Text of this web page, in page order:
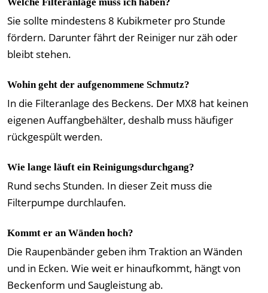
Sie sollte mindestens 8 Kubikmeter pro Stunde
fördern. Darunter fährt der Reiniger nur zäh oder
bleibt stehen.
Wohin geht der aufgenommene Schmutz?
In die Filteranlage des Beckens. Der MX8 hat keinen
eigenen Auffangbehälter, deshalb muss häufiger
rückgespült werden.
Wie lange läuft ein Reinigungsdurchgang?
Rund sechs Stunden. In dieser Zeit muss die
Filterpumpe durchlaufen.
Kommt er an Wänden hoch?
Die Raupenbänder geben ihm Traktion an Wänden
und in Ecken. Wie weit er hinaufkommt, hängt von
Beckenform und Saugleistung ab.